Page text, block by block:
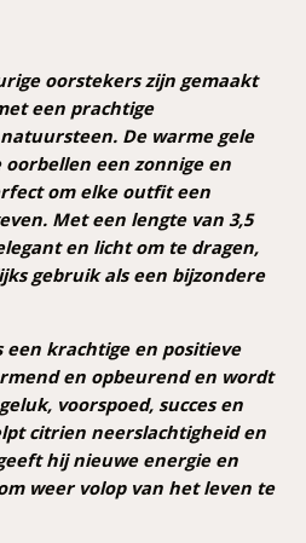
oorstekers zijn gemaakt
een prachtige
De warme gele
een zonnige en
om elke outfit een
Met een lengte van 3,5
en licht om te dragen,
gebruik als een bijzondere
krachtige en positieve
en opbeurend en wordt
voorspoed, succes en
citrien neerslachtigheid en
hij nieuwe energie en
weer volop van het leven te